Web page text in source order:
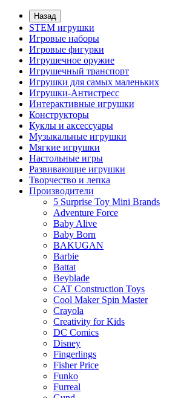
Назад
STEM игрушки
Игровые наборы
Игровые фигурки
Игрушечное оружие
Игрушечный транспорт
Игрушки для самых маленьких
Игрушки-Антистресс
Интерактивные игрушки
Конструкторы
Куклы и аксессуары
Музыкальные игрушки
Мягкие игрушки
Настольные игры
Развивающие игрушки
Творчество и лепка
Производители
5 Surprise Toy Mini Brands
Adventure Force
Baby Alive
Baby Born
BAKUGAN
Barbie
Battat
Beyblade
CAT Construction Toys
Cool Maker Spin Master
Crayola
Creativity for Kids
DC Comics
Disney
Fingerlings
Fisher Price
Funko
Furreal